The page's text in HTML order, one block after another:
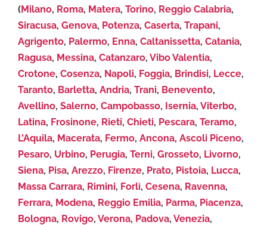
(Milano, Roma, Matera, Torino, Reggio Calabria,
Siracusa, Genova, Potenza, Caserta, Trapani,
Agrigento, Palermo, Enna, Caltanissetta, Catania,
Ragusa, Messina, Catanzaro, Vibo Valentia,
Crotone, Cosenza, Napoli, Foggia, Brindisi, Lecce,
Taranto, Barletta, Andria, Trani, Benevento,
Avellino, Salerno, Campobasso, Isernia, Viterbo,
Latina, Frosinone, Rieti, Chieti, Pescara, Teramo,
L’Aquila, Macerata, Fermo, Ancona, Ascoli Piceno,
Pesaro, Urbino, Perugia, Terni, Grosseto, Livorno,
Siena, Pisa, Arezzo, Firenze, Prato, Pistoia, Lucca,
Massa Carrara, Rimini, Forlì, Cesena, Ravenna,
Ferrara, Modena, Reggio Emilia, Parma, Piacenza,
Bologna, Rovigo, Verona, Padova, Venezia,